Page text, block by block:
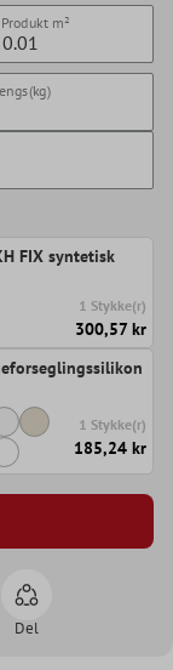
Produkt m²
FIX syntetisk
1 Stykke(r)
300,57 kr
1 Stykke(r)
185,24 kr
Del